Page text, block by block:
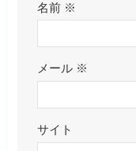
名前 ※
メール ※
サイト